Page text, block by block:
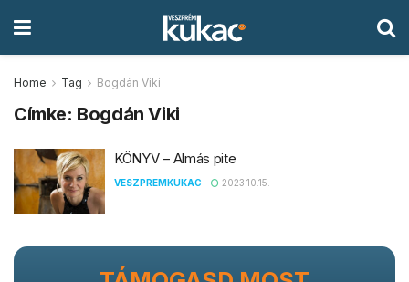
Home Tag Bogdán Viki
Címke: Bogdán Viki
KÖNYV – Almás pite
VESZPREMKUKAC 2023.10.15.